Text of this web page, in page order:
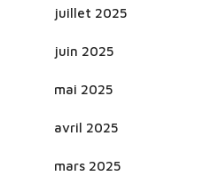
juillet 2025
juin 2025
mai 2025
avril 2025
mars 2025